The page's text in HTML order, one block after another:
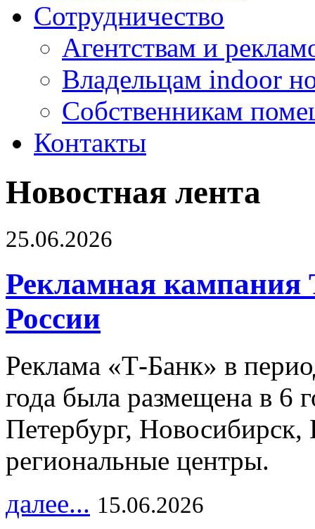
Сотрудничество
Агентствам и
Владельцам indoor
Собственникам
Контакты
Новостная лента
25.06.2026
Рекламная кампания
России
Реклама «Т-Банк» в
года была размещена в 6
Петербург,
региональные центры.
далее... 15.06.2026